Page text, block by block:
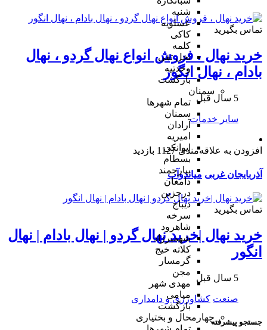
شنبه
عسلویه
کاکی
کلمه
نخل تقی
وحدتیه
بازگشت
سمنان
تمام شهر‌ها
سمنان
آرادان
امیریه
ایوانکی
بسطام
بیارجمند
دامغان
درجزین
دیباج
سرخه
شاهرود
شهمیرزاد
کلاته خیج
گرمسار
مجن
مهدی شهر
میامی
بازگشت
چهارمحال و بختیاری
تماس بگیرید
خرید نهال ، فروش انواع نهال گردو ، نهال
بادام ، نهال انگور
5 سال قبل
سایر خدمات
افزودن به علاقه‌مندی 1127 بازدید
آذربایجان غربی میاندوآب
تماس بگیرید
خرید نهال |خرید نهال گردو | نهال بادام | نهال
انگور
5 سال قبل
صنعت کشاورزی و دامداری
جستجو پیشرفته